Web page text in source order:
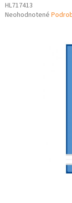
HL717413
Priemerné
Neohodnotené